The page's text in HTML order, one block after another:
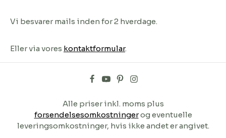
Vi besvarer mails inden for 2 hverdage.
Eller via vores kontaktformular.
Alle priser inkl. moms plus
forsendelsesomkostningerog eventuelle
leveringsomkostninger, hvis ikke andet er angivet.